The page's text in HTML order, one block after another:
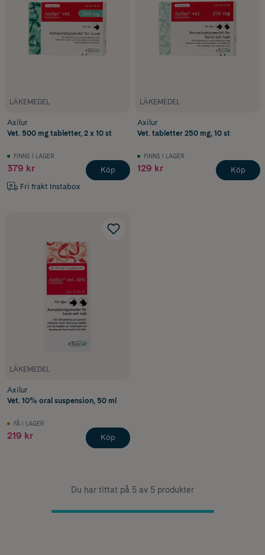
LÄKEMEDEL
Axilur
Vet. 500 mg tabletter, 2 x 10 st
FINNS I LAGER
379 kr
Fri frakt Instabox
Köp
LÄKEMEDEL
Axilur
Vet. tabletter 250 mg, 10 st
FINNS I LAGER
129 kr Köp
LÄKEMEDEL
Axilur
Vet. 10% oral suspension, 50 ml
FÅ I LAGER
219 kr Köp
Du har tittat på 5 av 5 produkter